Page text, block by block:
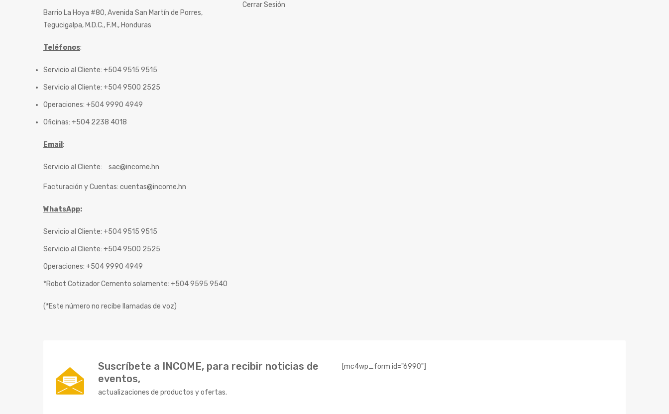
Barrio La Hoya #80, Avenida San Martín de Porres,
Tegucigalpa, M.D.C., F.M., Honduras
Teléfonos:
Servicio al Cliente: +504 9515 9515
Servicio al Cliente: +504 9500 2525
Operaciones: +504 9990 4949
Oficinas: +504 2238 4018
Email :
Servicio al Cliente: sac@income.hn
Facturación y Cuentas: cuentas@income.hn
WhatsApp:
Servicio al Cliente: +504 9515 9515
Servicio al Cliente: +504 9500 2525
Operaciones: +504 9990 4949
*Robot Cotizador Cemento solamente: +504 9595 9540
(*Este número no recibe llamadas de voz)
Cerrar Sesión
Suscríbete a INCOME, para recibir noticias de
eventos,
actualizaciones de productos y ofertas.
[mc4wp_form id="6990"]